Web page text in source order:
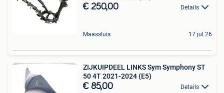
€ 250,00 Details
Maassluis 17 jul 26
ZIJKUIPDEEL LINKS Sym Symphony ST
50 4T 2021-2024 (E5)
€ 85,00 Details